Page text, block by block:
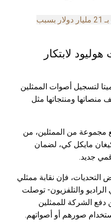
ثروة بيزوس تهوي بـ 21 مليار دولار بسبب
لابتكار
لتسجيل أصوات الممثلين
ومنتجاتها مثل
مجموعة من الممثلين، من
مايكل كي، لضمان
جديد.
فإن نقابة ممثلي
الراديو والتلفزيون- توصلت
دفع الشركة للممثلين
صورهم أو أصواتهم.